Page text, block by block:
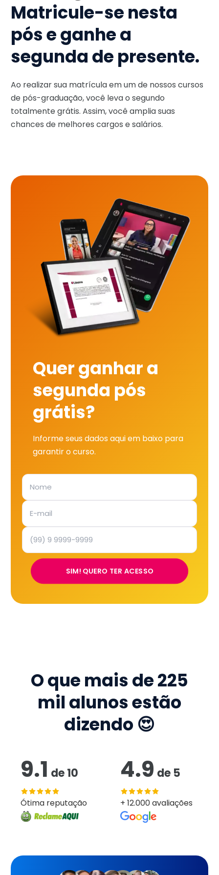
Matricule-se nesta
pós e ganhe a
segunda de presente.
Ao realizar sua matrícula em um de nossos cursos
de pós-graduação, você leva o segundo
totalmente grátis. Assim, você amplia suas
chances de melhores cargos e salários.
Quer ganhar a
segunda pós
grátis?
Informe seus dados aqui em baixo para
garantir o curso.
SIM! QUERO TER ACESSO
O que mais de225
mil alunos estão
dizendo 😍
9.1 de10
Ótima reputação
4.9 de 5
+ 12.000 avaliações